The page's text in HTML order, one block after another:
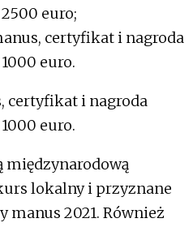
euro;
certyfikat i nagroda
euro.
certyfikat i nagroda
euro.
międzynarodową
lokalny i przyznane
manus 2021. Również